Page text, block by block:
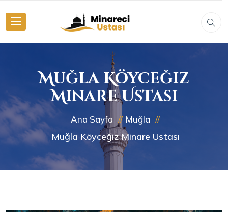
Muğla Köyceğiz
Minare Ustası
Ana Sayfa Muğla
Muğla Köyceğiz Minare Ustası